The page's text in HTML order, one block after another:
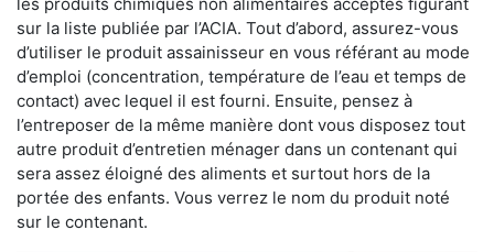
sur la liste publiée par l’ACIA. Tout d’abord, assurez-vous
d’utiliser le produit assainisseur en vous référant au mode
d’emploi (concentration, température de l’eau et temps de
contact) avec lequel il est fourni. Ensuite, pensez à
l’entreposer de la même manière dont vous disposez tout
autre produit d’entretien ménager dans un contenant qui
sera assez éloigné des aliments et surtout hors de la
portée des enfants. Vous verrez le nom du produit noté
sur le contenant.